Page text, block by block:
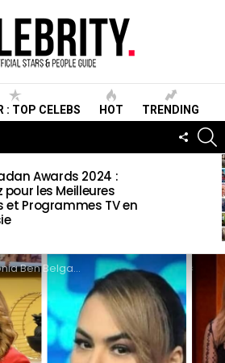
: TOP CELEBS HOT TRENDING
Awards 2024 :
pour les Meilleures
et Programmes TV en
Wiki, Biographie, Age, Taille, Mariage, Famille & Informations